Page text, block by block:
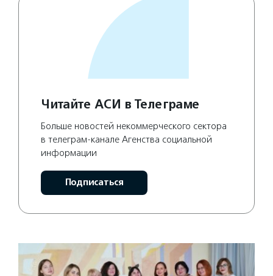
Читайте АСИ в Телеграме
Больше новостей некоммерческого сектора
в телеграм-канале Агенства социальной
информации
Подписаться